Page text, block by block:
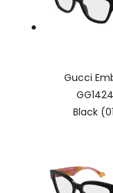
Gucci
Black